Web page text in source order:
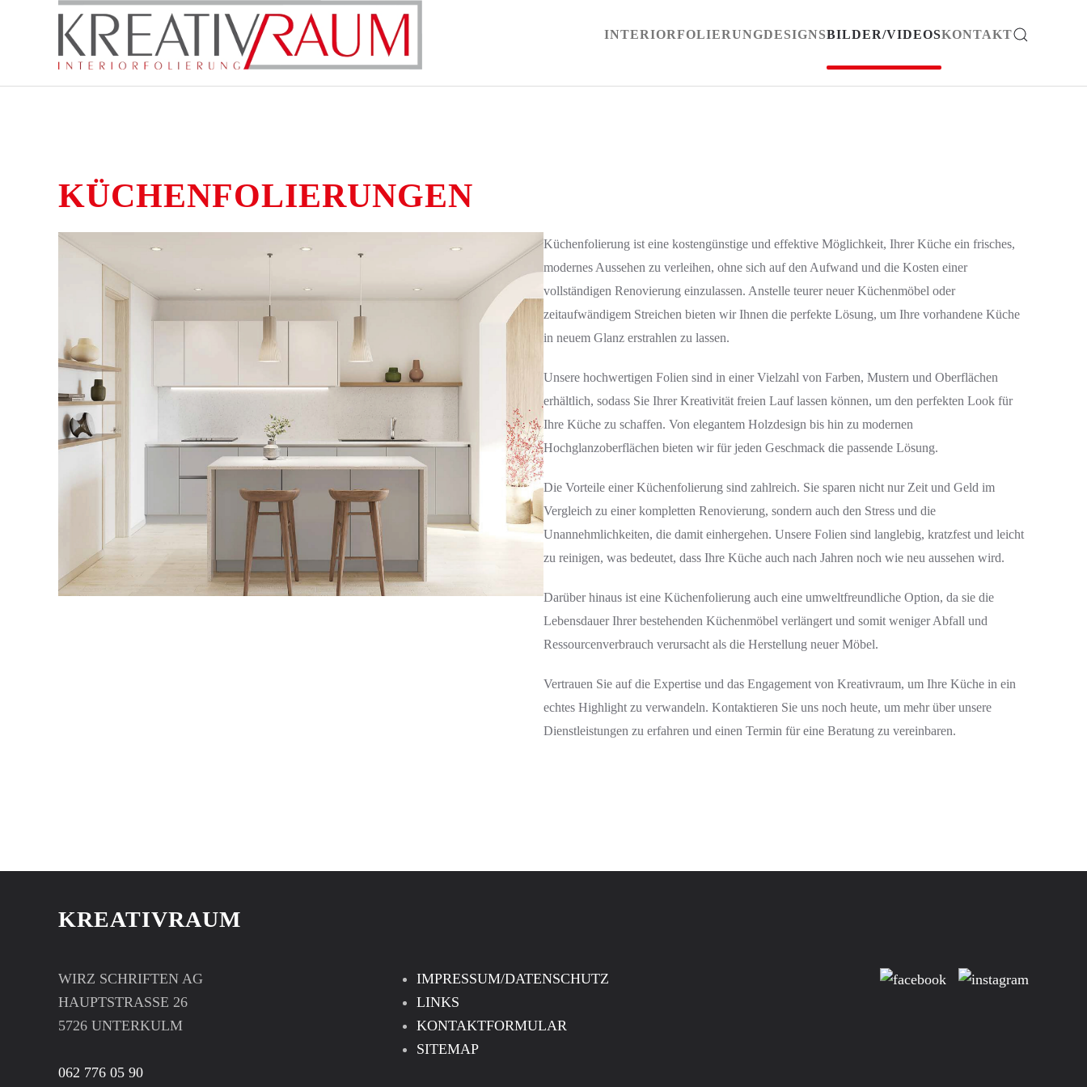
Zum Hauptinhalt springen INTERIORFOLIERUNGDESIGNSBILDER/VIDEOSKONTAKT
KÜCHENFOLIERUNGEN
Küchenfolierung ist eine kostengünstige und effektive Möglichkeit, Ihrer Küche ein frisches,
modernes Aussehen zu verleihen, ohne sich auf den Aufwand und die Kosten einer
vollständigen Renovierung einzulassen. Anstelle teurer neuer Küchenmöbel oder
zeitaufwändigem Streichen bieten wir Ihnen die perfekte Lösung, um Ihre vorhandene Küche
in neuem Glanz erstrahlen zu lassen.
Unsere hochwertigen Folien sind in einer Vielzahl von Farben, Mustern und Oberflächen
erhältlich, sodass Sie Ihrer Kreativität freien Lauf lassen können, um den perfekten Look für
Ihre Küche zu schaffen. Von elegantem Holzdesign bis hin zu modernen
Hochglanzoberflächen bieten wir für jeden Geschmack die passende Lösung.
Die Vorteile einer Küchenfolierung sind zahlreich. Sie sparen nicht nur Zeit und Geld im
Vergleich zu einer kompletten Renovierung, sondern auch den Stress und die
Unannehmlichkeiten, die damit einhergehen. Unsere Folien sind langlebig, kratzfest und leicht
zu reinigen, was bedeutet, dass Ihre Küche auch nach Jahren noch wie neu aussehen wird.
Darüber hinaus ist eine Küchenfolierung auch eine umweltfreundliche Option, da sie die
Lebensdauer Ihrer bestehenden Küchenmöbel verlängert und somit weniger Abfall und
Ressourcenverbrauch verursacht als die Herstellung neuer Möbel.
Vertrauen Sie auf die Expertise und das Engagement von Kreativraum, um Ihre Küche in ein
echtes Highlight zu verwandeln. Kontaktieren Sie uns noch heute, um mehr über unsere
Dienstleistungen zu erfahren und einen Termin für eine Beratung zu vereinbaren.
KREATIVRAUM
WIRZ SCHRIFTEN AG
HAUPTSTRASSE 26
5726 UNTERKULM
062 776 05 90
IMPRESSUM/DATENSCHUTZ
LINKS
KONTAKTFORMULAR
SITEMAP